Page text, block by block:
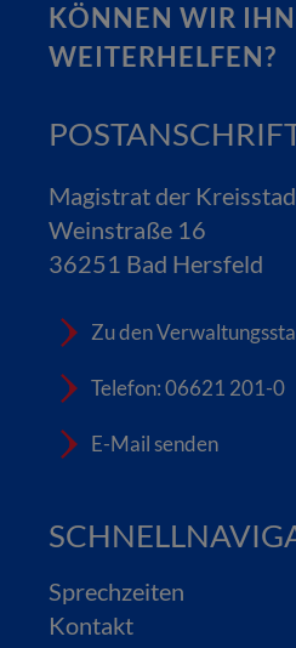
KÖNNEN WIR
WEITERHELFEN?
Magistrat der
Weinstraße 16
36251 Bad Hersfeld
Zu den
Telefon: 06621 201-0
E-Mail senden
Sprechzeiten
Kontakt